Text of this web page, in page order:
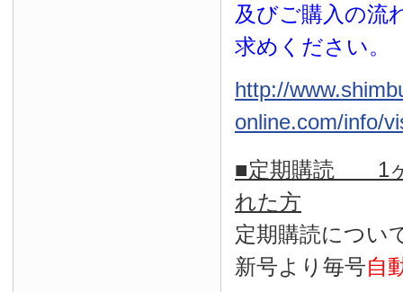
及びご購入の流
求めください。
http://
online.com/info/
■定期購読 1ヶ
れた方
定期購読につい
新号より毎号自